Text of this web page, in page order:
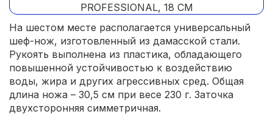
На шестом месте располагается универсальный
шеф-нож, изготовленный из дамасской стали.
Рукоять выполнена из пластика, обладающего
повышенной устойчивостью к воздействию
воды, жира и других агрессивных сред. Общая
длина ножа – 30,5 см при весе 230 г. Заточка
двухсторонняя симметричная.